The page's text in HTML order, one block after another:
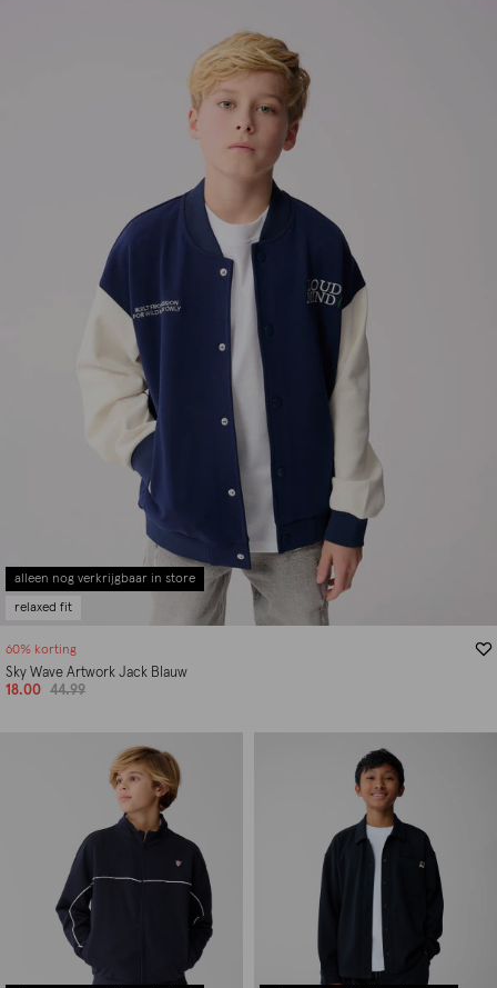
alleen nog verkrijgbaar in store
relaxed fit
60% korting
Sky Wave Artwork Jack Blauw
18.00
44.99